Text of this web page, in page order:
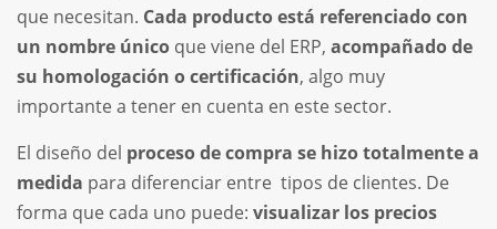
que necesitan. Cada producto está referenciado con
un nombre único que viene del ERP, acompañado de
su homologación o certificación, algo muy
importante a tener en cuenta en este sector.
El diseño del proceso de compra se hizo totalmente a
medida para diferenciar entre tipos de clientes. De
forma que cada uno puede: visualizar los precios